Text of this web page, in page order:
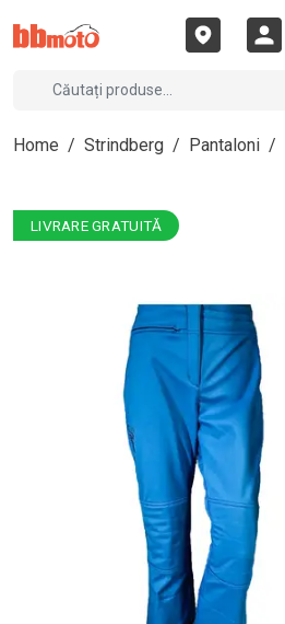
Home / Strindberg / Pantaloni /
LIVRARE GRATUITĂ